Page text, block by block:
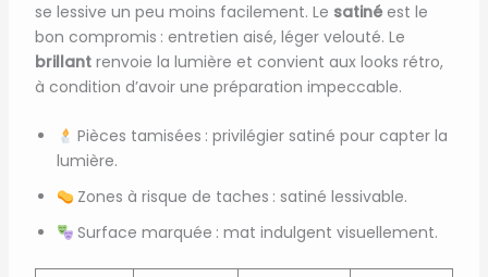
se lessive un peu moins facilement. Le satinéest le
bon compromis : entretien aisé, léger velouté. Le
brillantrenvoie la lumière et convient aux looks rétro,
à condition d’avoir une préparation impeccable.
Pièces tamisées : privilégier satiné pour capter la
lumière.
Zones à risque de taches : satiné lessivable.
Surface marquée : mat indulgent visuellement.